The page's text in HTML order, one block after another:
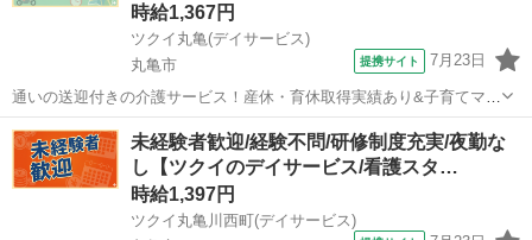
時給1,367円
ツクイ丸亀(デイサービス)
丸亀市
提携サイト 7月23日
通いの送迎付きの介護サービス！産休・育休取得実績あり&子育てママ
在籍中！ライフイベントにも柔軟に対応しています。 ★☆ 働きやすい
メリット多数 ★☆ ＼＼サービス・職種の魅力／／ 生活相談員はサー
ビスの質の向上における重...
香川 丸亀市 介護
未経験者歓迎/経験不問/研修制度充実/夜勤な
し【ツクイのデイサービス/看護スタ…
時給1,397円
ツクイ丸亀川西町(デイサービス)